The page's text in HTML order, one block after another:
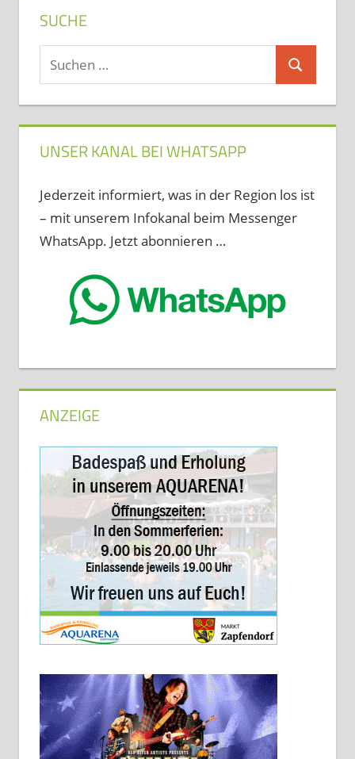
SUCHE
Suchen
nach:
Suchen
UNSER KANAL BEI WHATSAPP
Jederzeit informiert, was in der Region los ist
– mit unserem Infokanal beim Messenger
WhatsApp. Jetzt abonnieren …
ANZEIGE